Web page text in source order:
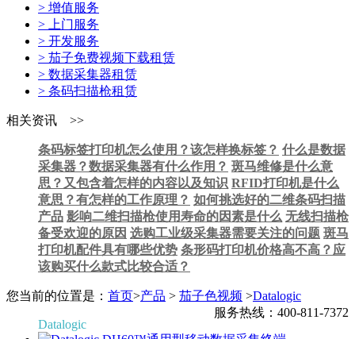
> 增值服务
> 上门服务
> 开发服务
> 茄子免费视频下载租赁
> 数据采集器租赁
> 条码扫描枪租赁
相关资讯 >>
条码标签打印机怎么使用？该怎样换标签？ 什么是数据
采集器？数据采集器有什么作用？ 斑马维修是什么意
思？又包含着怎样的内容以及知识 RFID打印机是什么
意思？有怎样的工作原理？ 如何挑选好的二维条码扫描
产品 影响二维扫描枪使用寿命的因素是什么 无线扫描枪
备受欢迎的原因 选购工业级采集器需要关注的问题 斑马
打印机配件具有哪些优势 条形码打印机价格高不高？应
该购买什么款式比较合适？
您当前的位置是： 首页>产品 > 茄子色视频 >Datalogic
服务热线：400-811-7372
Datalogic